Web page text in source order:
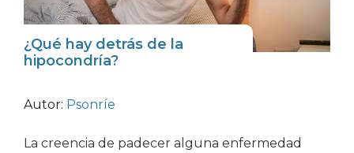
¿Qué hay detrás de la
hipocondría?
Autor: Psonríe
La creencia de padecer alguna enfermedad